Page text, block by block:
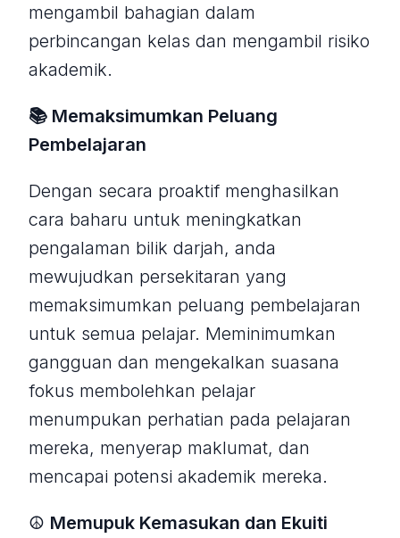
mengambil bahagian dalam
perbincangan kelas dan mengambil risiko
akademik.
📚 Memaksimumkan Peluang
Pembelajaran
Dengan secara proaktif menghasilkan
cara baharu untuk meningkatkan
pengalaman bilik darjah, anda
mewujudkan persekitaran yang
memaksimumkan peluang pembelajaran
untuk semua pelajar. Meminimumkan
gangguan dan mengekalkan suasana
fokus membolehkan pelajar
menumpukan perhatian pada pelajaran
mereka, menyerap maklumat, dan
mencapai potensi akademik mereka.
☮️ Memupuk Kemasukan dan Ekuiti